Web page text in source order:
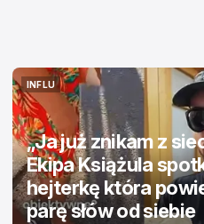
INFLU
INFLU
„Ja już znikam z
Ekipa Książula
hejterkę która
parę słów od siebie